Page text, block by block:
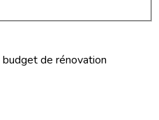
de rénovation